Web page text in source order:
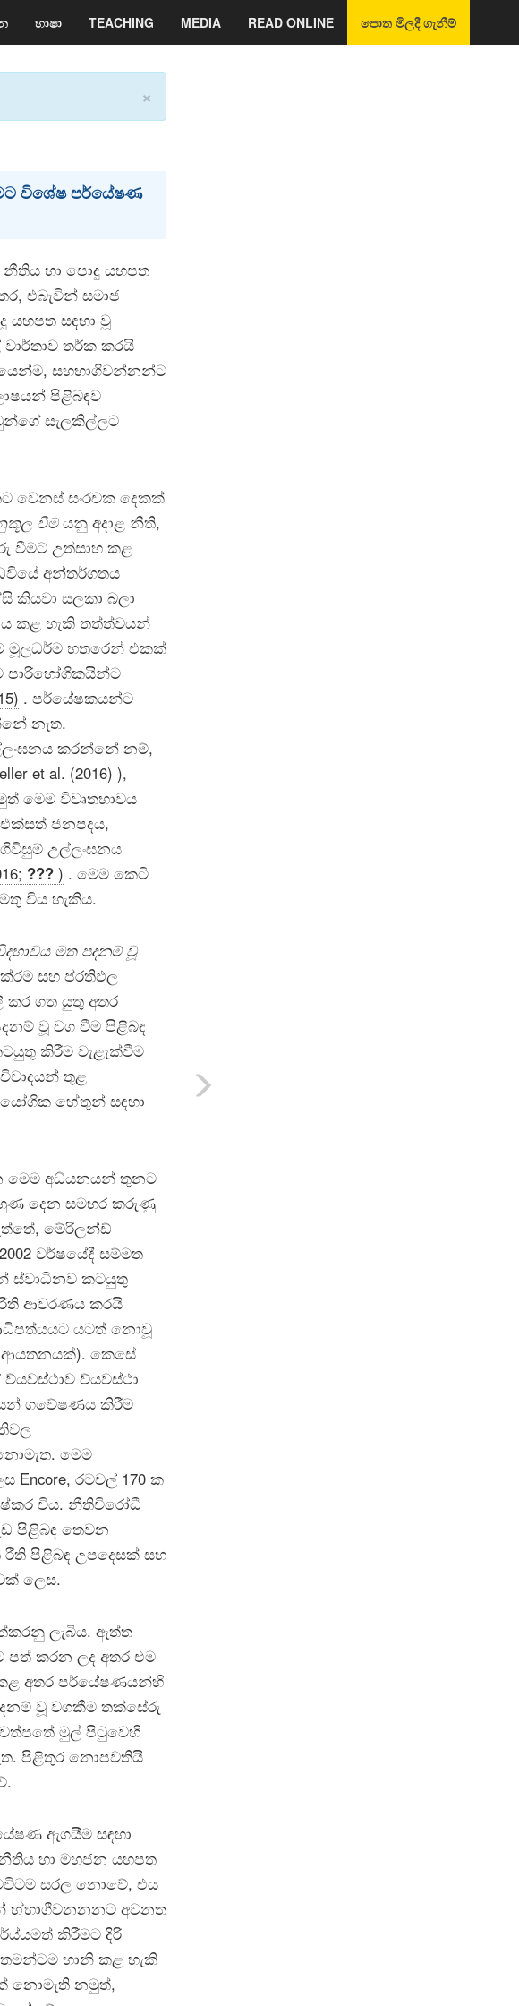
භාෂා TEACHING MEDIA READ ONLINE පොත මිලදී ගැනීම්
×
විශේෂ පර්යේෂණ
හා පොදු යහපත
එබැවින් සමාජ
සඳහා වූ
තර්ක කරයි
සහභාගිවන්නන්ට
පිළිබඳව
සැලකිල්ලට
වෙනස් සංරචක දෙකක්
වීමයනු අදාළ නීති,
වීමට උත්සාහ කළ
අන්තර්ගතය
කියවා සලකා බලා
කළ හැකි තත්ත්වයන්
මූලධර්ම හතරෙන් එකක්
පාරිභෝගිකයින්ට
. පර්යේෂකයන්ට
නැත.
කරන්නේ නම්,
et al. (2016) ),
මෙම විවෘතභාවය
ජනපදය,
උල්ලංඝනය
??? ) . මෙම කෙටි
විය හැකිය.
මත පදනම් වූ
සහ ප්රතිඵල
ගත යුතු අතර
වූ වග වීම පිළිබඳ
කිරීම වැළැක්වීම
තුළ
හේතුන් සඳහා
මෙම අධ්යනයන් තුනට
දෙන සමහර කරුණු
මේරිලන්ඩ්
වර්ෂයේදී සම්මත
ස්වාධීනව කටයුතු
ආවරණය කරයි
යටත් නොවූ
ආයතනයක්). කෙසේ
ව්යවස්ථා
ගවේෂණය කිරීම
මෙම
රටවල් 170 ක
විය. නීතිවිරෝධී
පිළිබඳ තෙවන
පිළිබඳ උපදෙසක් සහ
ලෙස.
ලැබීය. ඇත්ත
පත් කරන ලද අතර එම
අතර පර්යේෂණයන්හි
වූ වගකීම තක්සේරු
මුල් පිටුවෙහි
පිළිතුර නොපවතියි
ඇගයීම සඳහා
හා මහජන යහපත
සරල නොවේ, එය
හ්භාගීවනනනට අවනත
කිරීමට දිරි
හානි කළ හැකි
නොමැති නමුත්,